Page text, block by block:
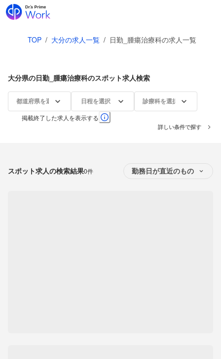
TOP / 大分の求人一覧 / 日勤_腫瘍治療科の求人一覧
大分県の日勤_腫瘍治療科のスポット求人検索
都道府県を選択 日程を選択 診療科を選択
掲載終了した求人を表示する
詳しい条件で探す
スポット求人の検索結果0件 勤務日が直近のもの